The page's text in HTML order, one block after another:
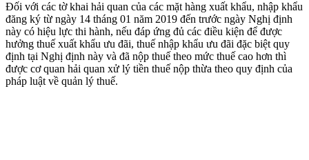
Đối với các tờ khai hải quan của các mặt hàng xuất khẩu, nhập khẩu
đăng ký từ ngày 14 tháng 01 năm 2019 đến trước ngày Nghị định
này có hiệu lực thi hành, nếu đáp ứng đủ các điều kiện để được
hưởng thuế xuất khẩu ưu đãi, thuế nhập khẩu ưu đãi đặc biệt quy
định tại Nghị định này và đã nộp thuế theo mức thuế cao hơn thì
được cơ quan hải quan xử lý tiền thuế nộp thừa theo quy định của
pháp luật về quản lý thuế.